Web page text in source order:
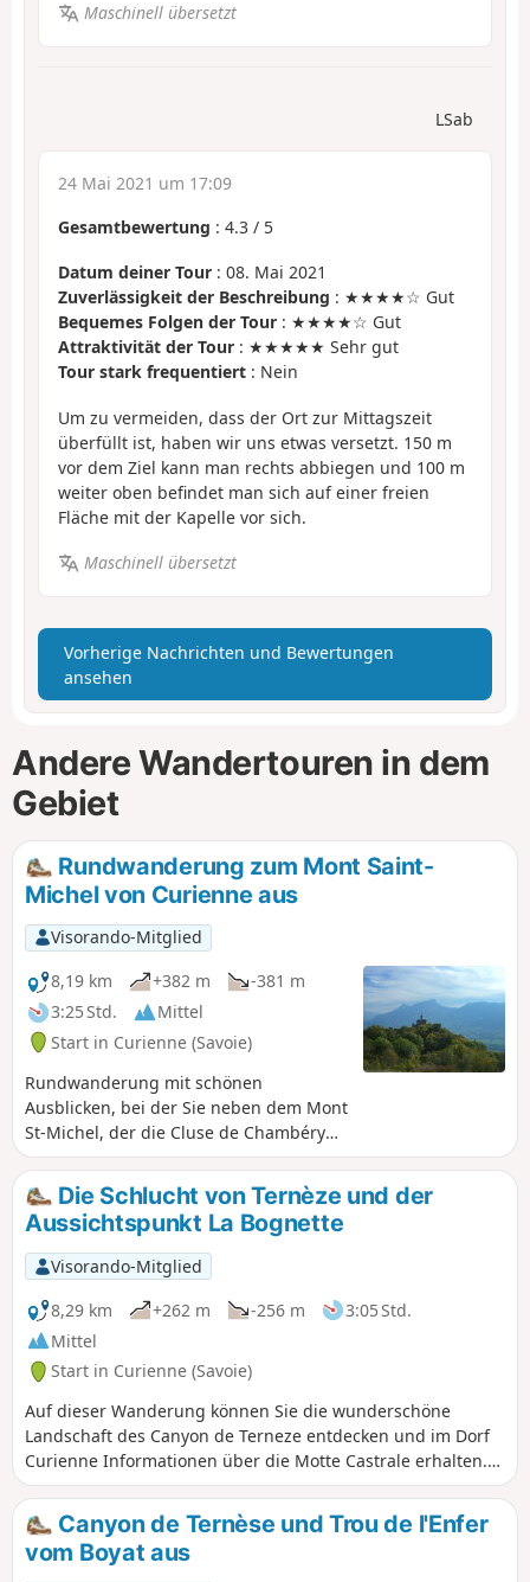
Maschinell übersetzt
LSab
24 Mai 2021 um 17:09
Gesamtbewertung : 4.3 / 5
Datum deiner Tour : 08. Mai 2021
Zuverlässigkeit der Beschreibung : ★★★★☆ Gut
Bequemes Folgen der Tour : ★★★★☆ Gut
Attraktivität der Tour : ★★★★★ Sehr gut
Tour stark frequentiert : Nein
Um zu vermeiden, dass der Ort zur Mittagszeit
überfüllt ist, haben wir uns etwas versetzt. 150 m
vor dem Ziel kann man rechts abbiegen und 100 m
weiter oben befindet man sich auf einer freien
Fläche mit der Kapelle vor sich.
Maschinell übersetzt
Vorherige Nachrichten und Bewertungen
ansehen
Andere Wandertouren in dem
Gebiet
Rundwanderung zum Mont Saint-
Michel von Curienne aus
Visorando-Mitglied
8,19 km
+382 m
-381 m
3:25 Std.
Mittel
Start in Curienne (Savoie)
Rundwanderung mit schönen
Ausblicken, bei der Sie neben dem Mont
St-Michel, der die Cluse de Chambéry
überragt, auch die Burgruine Motte
castrale de la Bognette und eventuell
die Grotte des Fées besuchen können.
Die Schlucht von Ternèze und der
Aussichtspunkt La Bognette
Visorando-Mitglied
8,29 km
+262 m -256 m
3:05 Std.
Mittel
Start in Curienne (Savoie)
Auf dieser Wanderung können Sie die wunderschöne
Landschaft des Canyon de Terneze entdecken und im Dorf
Curienne Informationen über die Motte Castrale erhalten.
Anschließend erreichen Sie den Gipfel der Bognette mit
einem 360°-Panoramablick. Auf dem Rückweg kommen Sie
an der Stèle des Résistants vorbei.
Canyon de Ternèse und Trou de l'Enfer
vom Boyat aus